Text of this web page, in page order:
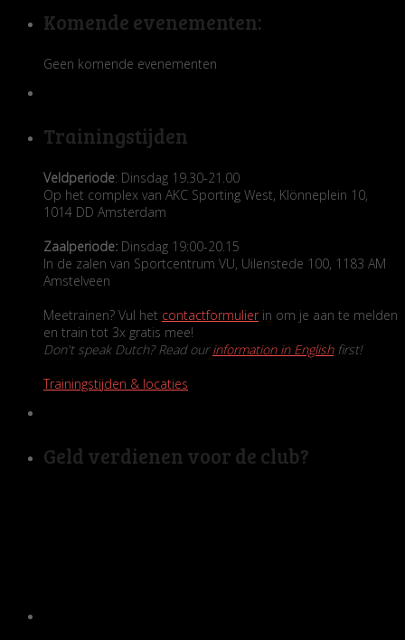
Komende evenementen:
Geen komende evenementen
Trainingstijden
Veldperiode: Dinsdag 19.30-21.00
Op het complex van AKC Sporting West, Klönneplein 10,
1014 DD Amsterdam
Zaalperiode: Dinsdag 19:00-20.15
In de zalen van Sportcentrum VU, Uilenstede 100, 1183 AM
Amstelveen
Meetrainen? Vul het contactformulierin om je aan te melden
en train tot 3x gratis mee!
Don't speak Dutch? Read ourinformation in Englishfirst!
Trainingstijden & locaties
Geld verdienen voor de club?